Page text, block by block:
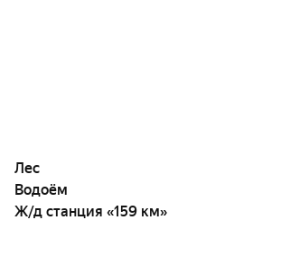
Лес
Водоём
Ж/д станция «159 км»